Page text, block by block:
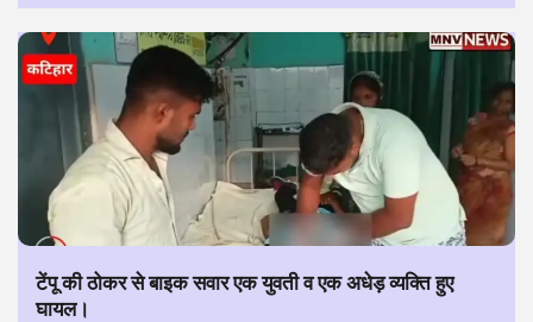
टेंपू की ठोकर से बाइक सवार एक युवती व एक अधेड़ व्यक्ति हुए
घायल।